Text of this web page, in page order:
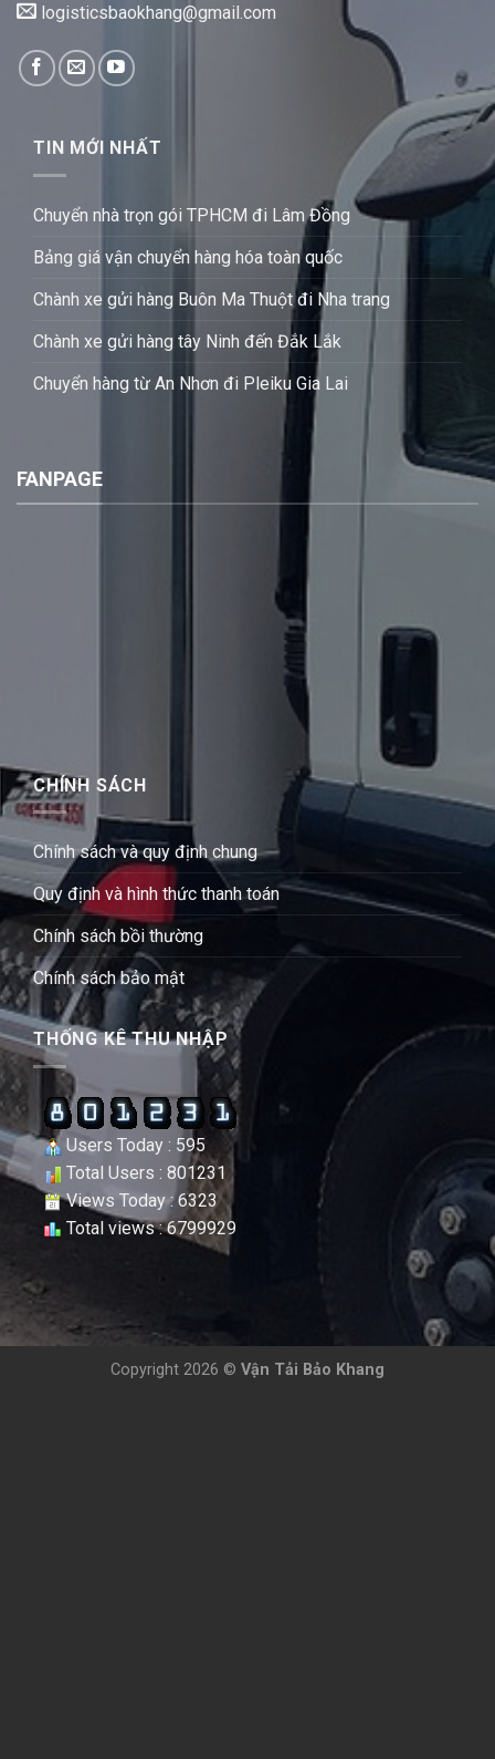
logisticsbaokhang@gmail.com
TIN MỚI NHẤT
Chuyển nhà trọn gói TPHCM đi Lâm Đồng
Bảng giá vận chuyển hàng hóa toàn quốc
Chành xe gửi hàng Buôn Ma Thuột đi Nha trang
Chành xe gửi hàng tây Ninh đến Đắk Lắk
Chuyển hàng từ An Nhơn đi Pleiku Gia Lai
FANPAGE
CHÍNH SÁCH
Chính sách và quy định chung
Quy định và hình thức thanh toán
Chính sách bồi thường
Chính sách bảo mật
THỐNG KÊ THU NHẬP
Users Today : 595
Total Users : 801231
Views Today : 6323
Total views : 6799929
Copyright 2026 © Vận Tải Bảo Khang